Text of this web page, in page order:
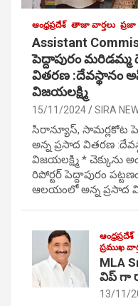
ఆంధ్రప్రదేశ్ తాజా వార్తలు
Assistant
పెద్దాపురం మరిడమ్మ
వితరణ :దేవస్థానం
విజయలక్ష్మి
15/11/2024 SIRA
సిరాన్యూస్, సామర్లకోట
అన్న ప్రసాద వితరణ
విజయలక్ష్మి * చెక్కును
రిపోర్టర్ పెద్దాపురం
ఆలయంలో అన్న ప్రసాద
ఆంధ్రప్రదేశ్
ప్రముఖ
MLA
విప్ గా
13/11/